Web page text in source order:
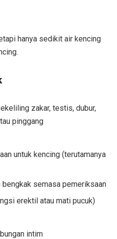
hanya sedikit air kencing
zakar, testis, dubur,
pinggang
untuk kencing (terutamanya
semasa pemeriksaan
erektil atau mati pucuk)
intim